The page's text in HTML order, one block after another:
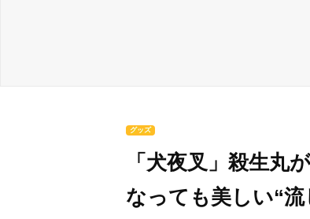
グッズ
「犬夜叉」殺生丸
なっても美しい“